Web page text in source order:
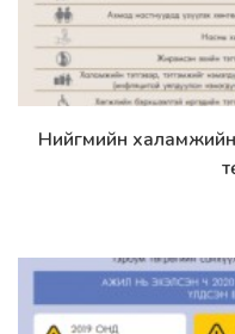
Дэлгэрэнгүй
Нийгмийн